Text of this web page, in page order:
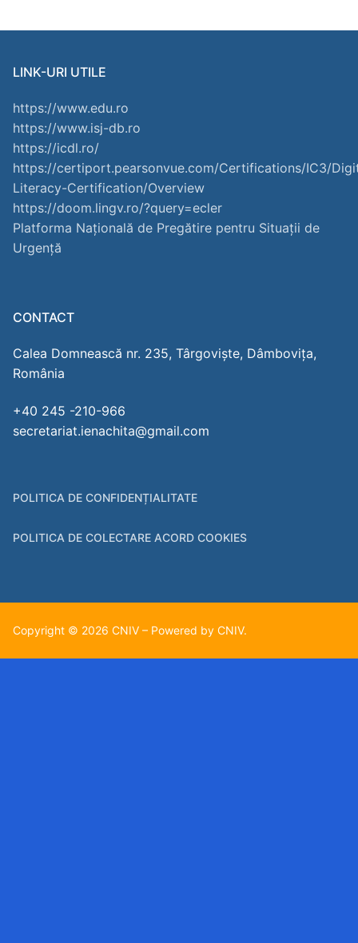
LINK-URI UTILE
https://www.edu.ro
https://www.isj-db.ro
https://icdl.ro/
https://certiport.pearsonvue.com/Certifications/IC3/
Literacy-Certification/Overview
https://doom.lingv.ro/?query=ecler
Platforma Națională de Pregătire pentru Situații de
Urgență
CONTACT
Calea Domnească nr. 235, Târgoviște, Dâmbovița,
România
+40 245 -210-966
secretariat.ienachita@gmail.com
POLITICA DE CONFIDENȚIALITATE
POLITICA DE COLECTARE ACORD COOKIES
Copyright © 2026 CNIV – Powered by CNIV.